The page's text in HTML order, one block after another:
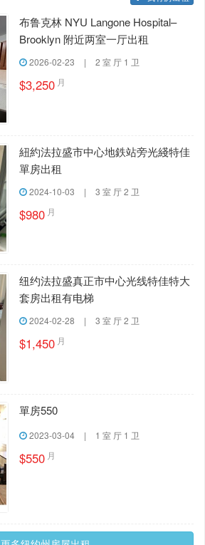
布鲁克林 NYU Langone Hospital–
Brooklyn 附近两室一厅出租
2026-02-23 | 2 室 厅 1 卫
$3,250 月
紐約法拉盛市中心地鉄站旁光綫特佳
單房出租
2024-10-03 | 3 室 厅 2 卫
$980 月
纽约法拉盛真正市中心光线特佳特大
套房出租有电梯
2024-02-28 | 3 室 厅 2 卫
$1,450 月
單房550
2023-03-04 | 1 室 厅 1 卫
$550 月